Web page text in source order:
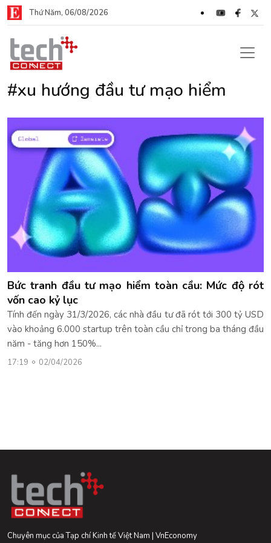
Thứ Năm, 06/08/2026
#xu hướng đầu tư mạo hiểm
Bức tranh đầu tư mạo hiểm toàn cầu: Mức độ rót
vốn cao kỷ lục
Tính đến ngày 31/3/2026, các nhà đầu tư đã rót tới 300 tỷ USD
vào khoảng 6.000 startup trên toàn cầu chỉ trong ba tháng đầu
năm - tăng hơn 150%...
17:19 02/04/2026
Chuyên mục của Tạp chí Kinh tế Việt Nam | VnEconomy